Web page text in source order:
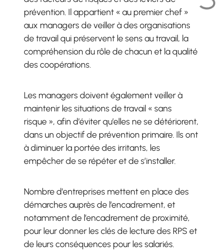
prévention. Il appartient « au premier chef »
aux managers de veiller à des organisations
de travail qui préservent le sens au travail, la
compréhension du rôle de chacun et la qualité
des coopérations.
Les managers doivent également veiller à
maintenir les situations de travail « sans
risque », afin d’éviter qu’elles ne se détériorent,
dans un objectif de prévention primaire. Ils ont
à diminuer la portée des irritants, les
empêcher de se répéter et de s’installer.
Nombre d’entreprises mettent en place des
démarches auprès de l’encadrement, et
notamment de l’encadrement de proximité,
pour leur donner les clés de lecture des RPS et
de leurs conséquences pour les salariés.